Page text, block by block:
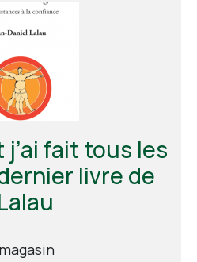
fait tous les
livre de